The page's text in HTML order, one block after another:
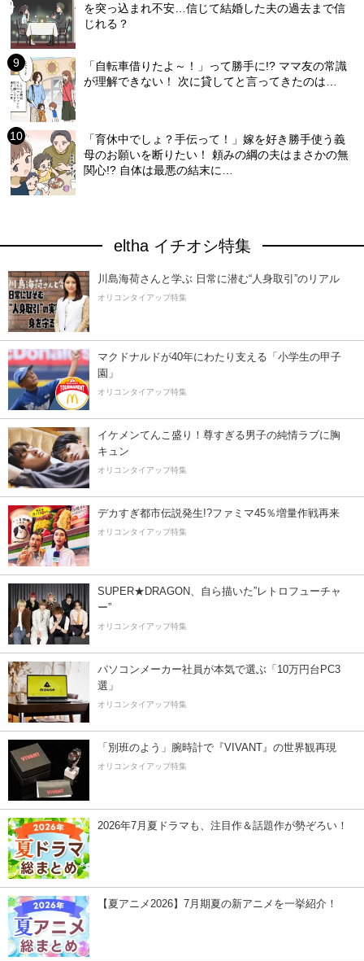
を突っ込まれ不安…信じて結婚した夫の過去まで信
じれる？
「自転車借りたよ～！」って勝手に!? ママ友の常識
が理解できない！ 次に貸してと言ってきたのは…
「育休中でしょ？手伝って！」嫁を好き勝手使う義
母のお願いを断りたい！ 頼みの綱の夫はまさかの無
関心!? 自体は最悪の結末に…
eltha イチオシ特集
川島海荷さんと学ぶ 日常に潜む“人身取引”のリアル
オリコンタイアップ特集
マクドナルドが40年にわたり支える「小学生の甲子
園」
オリコンタイアップ特集
イケメンてんこ盛り！尊すぎる男子の純情ラブに胸
キュン
オリコンタイアップ特集
デカすぎ都市伝説発生!?ファミマ45％増量作戦再来
オリコンタイアップ特集
SUPER★DRAGON、自ら描いた”レトロフューチャ
ー”
オリコンタイアップ特集
パソコンメーカー社員が本気で選ぶ「10万円台PC3
選」
オリコンタイアップ特集
「別班のよう」腕時計で『VIVANT』の世界観再現
オリコンタイアップ特集
2026年7月夏ドラマも、注目作＆話題作が勢ぞろい！
【夏アニメ2026】7月期夏の新アニメを一挙紹介！